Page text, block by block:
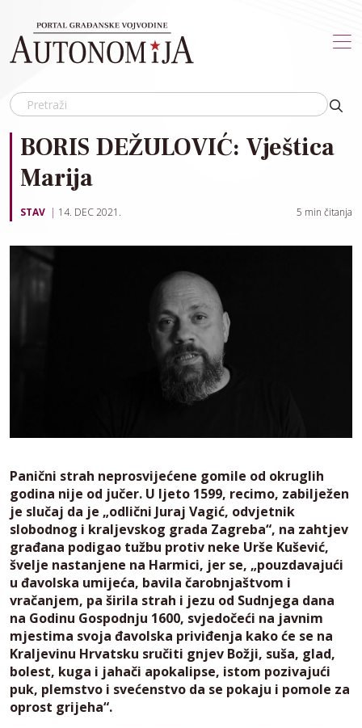
BORIS DEŽULOVIĆ: Vještica
Marija
STAV 14. DEC 2021. 5 min čitanja
Panični strah neprosvijećene gomile od okruglih
godina nije od jučer. U ljeto 1599, recimo, zabilježen
je slučaj da je „odlični Juraj Vagić, odvjetnik
slobodnog i kraljevskog grada Zagreba“, na zahtjev
građana podigao tužbu protiv neke Urše Kušević,
švelje nastanjene na Harmici, jer se, „pouzdavajući
u đavolska umijeća, bavila čarobnjaštvom i
vračanjem, pa širila strah i jezu od Sudnjega dana
na Godinu Gospodnju 1600, svjedočeći na javnim
mjestima svoja đavolska priviđenja kako će se na
Kraljevinu Hrvatsku sručiti gnjev Božji, suša, glad,
bolest, kuga i jahači apokalipse, istom pozivajući
puk, plemstvo i svećenstvo da se pokaju i pomole za
oprost grijeha“.